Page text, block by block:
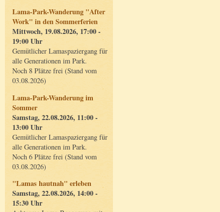
Lama-Park-Wanderung "After
Work" in den Sommerferien
Mittwoch, 19.08.2026, 17:00 -
19:00 Uhr
Gemütlicher Lamaspaziergang für
alle Generationen im Park.
Noch 8 Plätze frei (Stand vom
03.08.2026)
Lama-Park-Wanderung im
Sommer
Samstag, 22.08.2026, 11:00 -
13:00 Uhr
Gemütlicher Lamaspaziergang für
alle Generationen im Park.
Noch 6 Plätze frei (Stand vom
03.08.2026)
"Lamas hautnah" erleben
Samstag, 22.08.2026, 14:00 -
15:30 Uhr